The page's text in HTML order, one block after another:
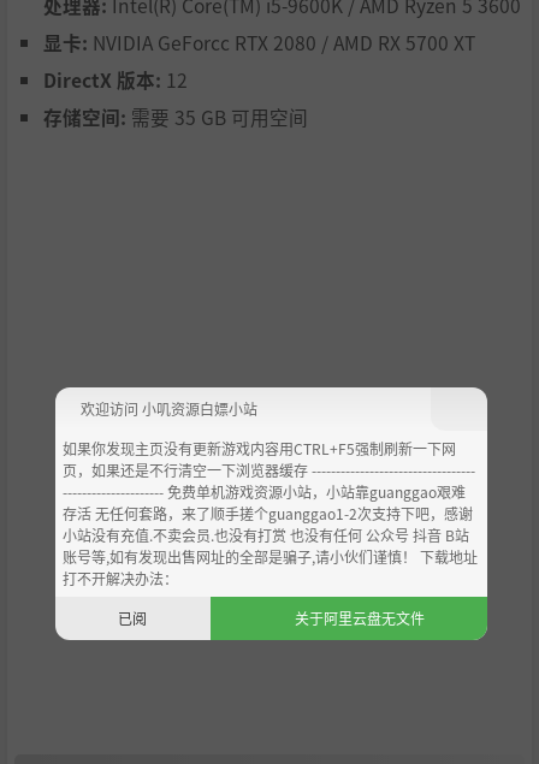
From 1950 to 1970, the Russian-backed People's Liberatio
n Army successfully defended Vietnam against American f
uences. Over the next 2 years, covert and black-ops confli
ct between the US and China lead to Vietnam's societal c
ollapse. International intervention started in 2015, but de
graded over the next 3 years into conflict involving variou
s PMCs and militias, driven more by profit and opportunis
m than by governmental allegiances, set against the back
drop of a once-prosperous country now engulfed in lawle
ssness and war.
从 1950 年到 1970 年，俄罗斯支持的人民解放军成功抵御了
显卡: NVIDIA GeForcc RTX 2080 / AMD RX 5700 XT
DirectX 版本: 12
存储空间: 需要 35 GB 可用空间
欢迎访问 小叽资源白嫖小站
如果你发现主页没有更新游戏内容用CTRL+F5强制刷新一下网
页，如果还是不行清空一下浏览器缓存 ----------------------------------
--------------------- 免费单机游戏资源小站，小站靠guanggao艰难
存活 无任何套路，来了顺手搓个guanggao1-2次支持下吧，感谢
小站没有充值.不卖会员.也没有打赏 也没有任何 公众号 抖音 B站
账号等,如有发现出售网址的全部是骗子,请小伙们谨慎！ 下载地址
打不开解决办法：
已阅
关于阿里云盘无文件